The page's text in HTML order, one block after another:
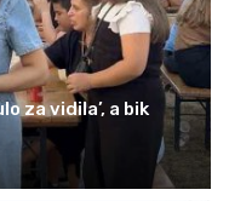
za vidila’, a bik